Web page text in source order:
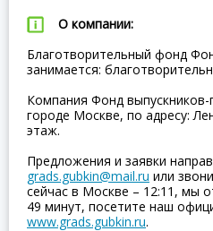
О компании:
Благотворительный фонд
занимается:
Компания Фонд выпускников-
городе Москве, по адресу:
этаж.
Предложения и заявки
grads.gubkin@mail.ru или
сейчас в Москве – 12:11, мы
49 минут, посетите наш
www.grads.gubkin.ru.